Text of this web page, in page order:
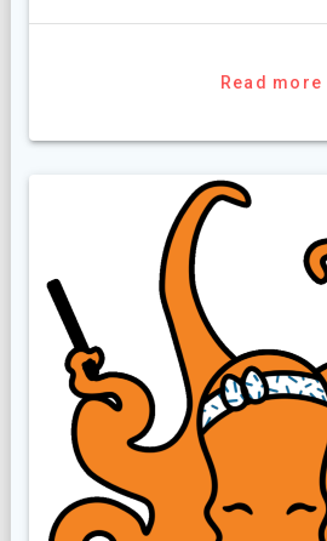
Read more